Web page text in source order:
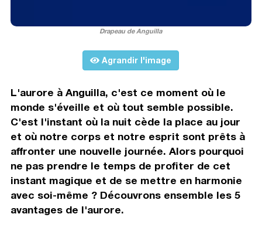
Drapeau de Anguilla
Agrandir l'image
L'aurore à Anguilla, c'est ce moment où le
monde s'éveille et où tout semble possible.
C'est l'instant où la nuit cède la place au jour
et où notre corps et notre esprit sont prêts à
affronter une nouvelle journée. Alors pourquoi
ne pas prendre le temps de profiter de cet
instant magique et de se mettre en harmonie
avec soi-même ? Découvrons ensemble les 5
avantages de l'aurore.